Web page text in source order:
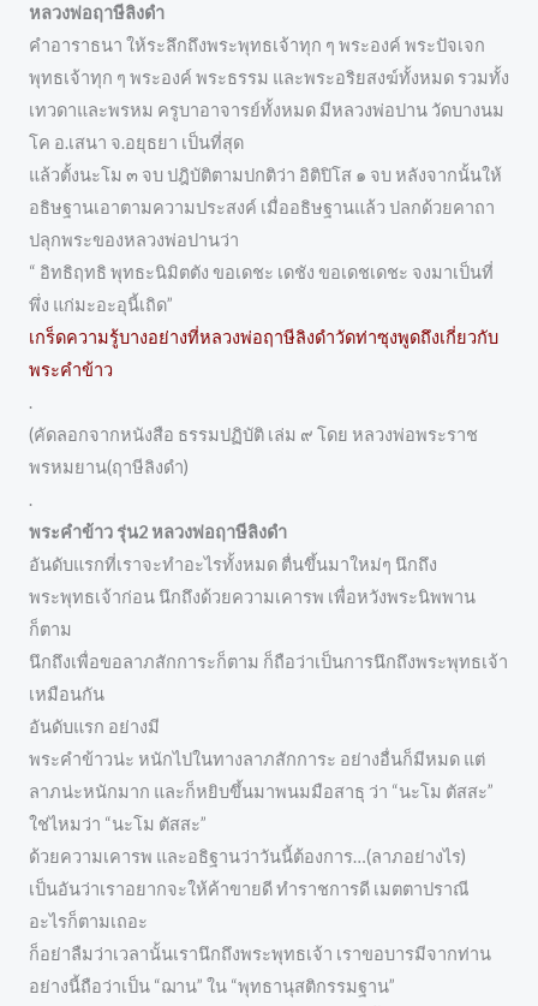
หลวงพ่อฤาษีลิงดำ
คำอาราธนา ให้ระลึกถึงพระพุทธเจ้าทุก ๆ พระองค์ พระปัจเจก
พุทธเจ้าทุก ๆ พระองค์ พระธรรม และพระอริยสงฆ์ทั้งหมด รวมทั้ง
เทวดาและพรหม ครูบาอาจารย์ทั้งหมด มีหลวงพ่อปาน วัดบางนม
โค อ.เสนา จ.อยุธยา เป็นที่สุด
แล้วตั้งนะโม ๓ จบ ปฎิบัติตามปกติว่า อิติปิโส ๑ จบ หลังจากนั้นให้
อธิษฐานเอาตามความประสงค์ เมื่ออธิษฐานแล้ว ปลกด้วยคาถา
ปลุกพระของหลวงพ่อปานว่า
“ อิทธิฤทธิ พุทธะนิมิตตัง ขอเดชะ เดชัง ขอเดชเดชะ จงมาเป็นที่
พึ่ง แก่มะอะอุนี้เถิด”
เกร็ดความรู้บางอย่างที่หลวงพ่อฤาษีลิงดำวัดท่าซุงพูดถึงเกี่ยวกับ
พระคำข้าว
.
(คัดลอกจากหนังสือ ธรรมปฏิบัติ เล่ม ๙ โดย หลวงพ่อพระราช
พรหมยาน(ฤาษีลิงดำ)
.
พระคำข้าว รุ่น2 หลวงพ่อฤาษีลิงดำ
อันดับแรกที่เราจะทำอะไรทั้งหมด ตื่นขึ้นมาใหม่ๆ นึกถึง
พระพุทธเจ้าก่อน นึกถึงด้วยความเคารพ เพื่อหวังพระนิพพาน
ก็ตาม
นึกถึงเพื่อขอลาภสักการะก็ตาม ก็ถือว่าเป็นการนึกถึงพระพุทธเจ้า
เหมือนกัน
อันดับแรก อย่างมี
พระคำข้าวน่ะ หนักไปในทางลาภสักการะ อย่างอื่นก็มีหมด แต่
ลาภน่ะหนักมาก และก็หยิบขึ้นมาพนมมือสาธุ ว่า “นะโม ตัสสะ”
ใช่ไหมว่า “นะโม ตัสสะ”
ด้วยความเคารพ และอธิฐานว่าวันนี้ต้องการ…(ลาภอย่างไร)
เป็นอันว่าเราอยากจะให้ค้าขายดี ทำราชการดี เมตตาปราณี
อะไรก็ตามเถอะ
ก็อย่าลืมว่าเวลานั้นเรานึกถึงพระพุทธเจ้า เราขอบารมีจากท่าน
อย่างนี้ถือว่าเป็น “ฌาน” ใน “พุทธานุสติกรรมฐาน”